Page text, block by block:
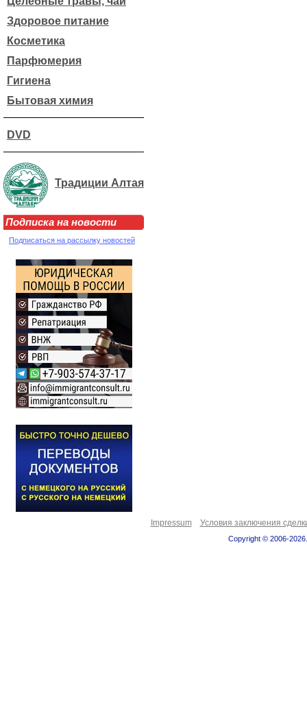
Здоровое питание
Косметика
Парфюмерия
Гигиена
Бытовая химия
DVD
Традиции Алтая
Подписка на новости
Подписаться на рассылку новостей
Impressum Условия заключения
Copyright © 2006-